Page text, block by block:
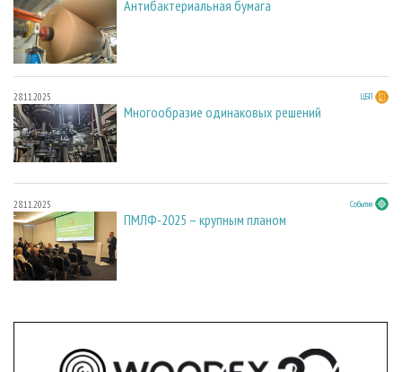
Антибактериальная бумага
28.11.2025 ЦБП
Многообразие одинаковых решений
28.11.2025 События
ПМЛФ-2025 – крупным планом